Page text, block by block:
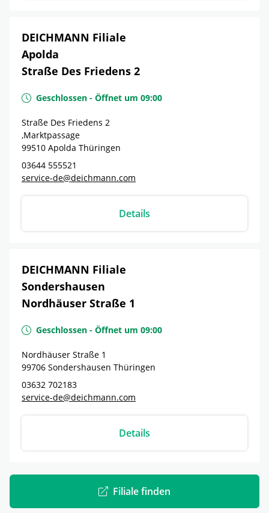
DEICHMANN Filiale
Apolda
Straße Des Friedens 2
Geschlossen - Öffnet um 09:00
Straße Des Friedens 2
,Marktpassage
99510 Apolda Thüringen
03644 555521
service-de@deichmann.com
Details
DEICHMANN Filiale
Sondershausen
Nordhäuser Straße 1
Geschlossen - Öffnet um 09:00
Nordhäuser Straße 1
99706 Sondershausen Thüringen
03632 702183
service-de@deichmann.com
Details
Filiale finden